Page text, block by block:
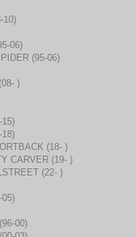
10)
06)
(95-06)
)
15)
18)
(18- )
CARVER (19- )
(22- )
05)
00)